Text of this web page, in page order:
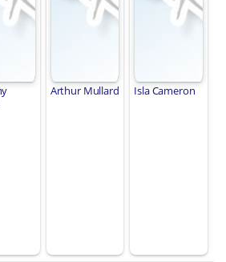
Arthur Mullard Isla Cameron